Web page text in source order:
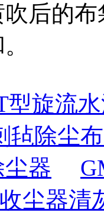
后的
型旋流
毡除尘
器
尘器清